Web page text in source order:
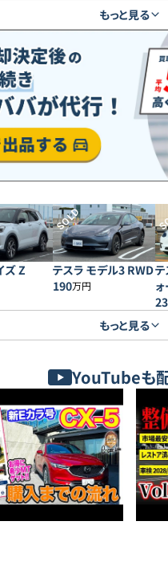
もっと見る
ズ Z
SOLD
テスラ モデル3 RWD
190万円
もっと見る
YouTubeも